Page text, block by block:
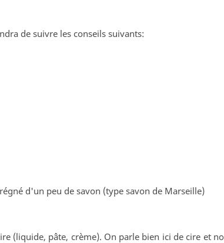
de suivre les conseils suivants:
d'un peu de savon (type savon de Marseille)
(liquide, pâte, crème). On parle bien ici de cire et